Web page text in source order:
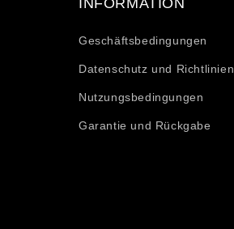
INFORMATION
Geschäftsbedingungen
Datenschutz und Richtlinien
Nutzungsbedingungen
Garantie und Rückgabe